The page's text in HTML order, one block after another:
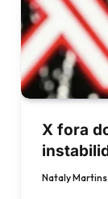
X fora
Nataly Martins